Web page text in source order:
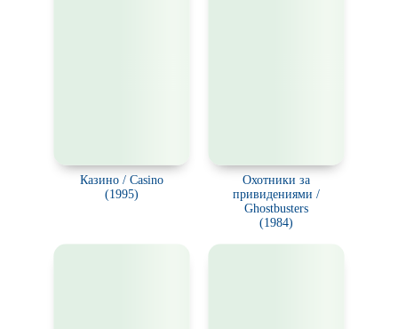
Казино / Casino
(1995)
Охотники за
привидениями /
Ghostbusters
(1984)